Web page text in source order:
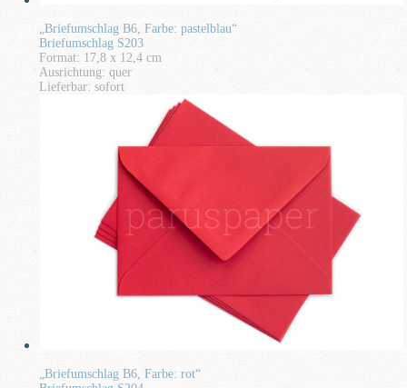
„Briefumschlag B6, Farbe: pastelblau“
Briefumschlag S203
Format: 17,8 x 12,4 cm
Ausrichtung: quer
Lieferbar: sofort
„Briefumschlag B6, Farbe: rot“